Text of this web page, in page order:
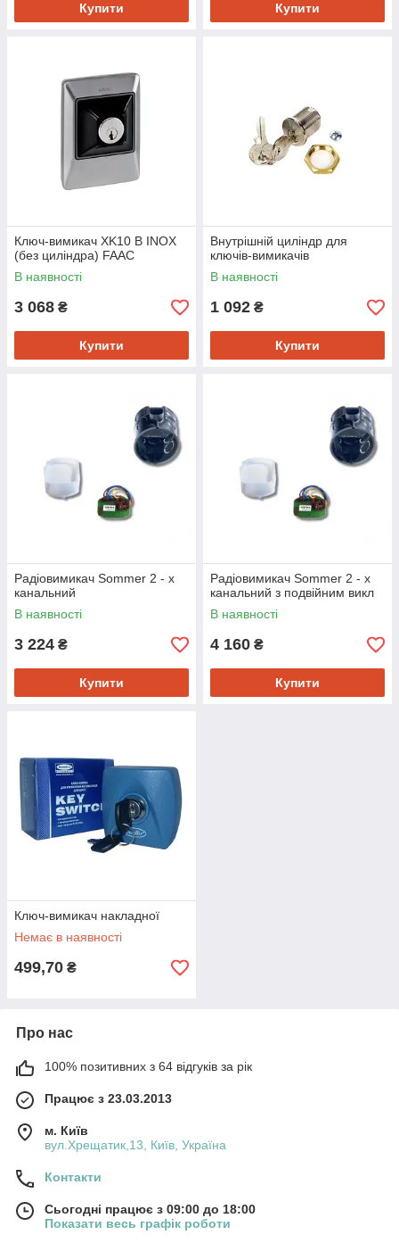
Купити Купити
Ключ-вимикач XK10 B INOX
(без циліндра) FAAC
В наявності
3 068 ₴
Купити
Внутрішній циліндр для
ключів-вимикачів
В наявності
1 092 ₴
Купити
Радіовимикач Sommer 2 - х
канальний
В наявності
3 224 ₴
Купити
Радіовимикач Sommer 2 - х
канальний з подвійним викл
В наявності
4 160 ₴
Купити
Ключ-вимикач накладної
Немає в наявності
499,70 ₴
Про нас
100% позитивних з 64 відгуків за рік
Працює з 23.03.2013
м. Київ
вул.Хрещатик,13, Київ, Україна
Контакти
Сьогодні працює з 09:00 до 18:00
Показати весь графік роботи